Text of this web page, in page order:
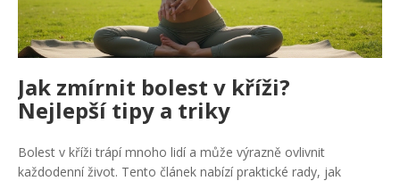
Jak zmírnit bolest v kříži?
Nejlepší tipy a triky
Bolest v kříži trápí mnoho lidí a může výrazně ovlivnit
každodenní život. Tento článek nabízí praktické rady, jak